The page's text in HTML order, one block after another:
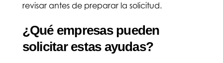
revisar antes de preparar la solicitud.
¿Qué empresas pueden
solicitar estas ayudas?